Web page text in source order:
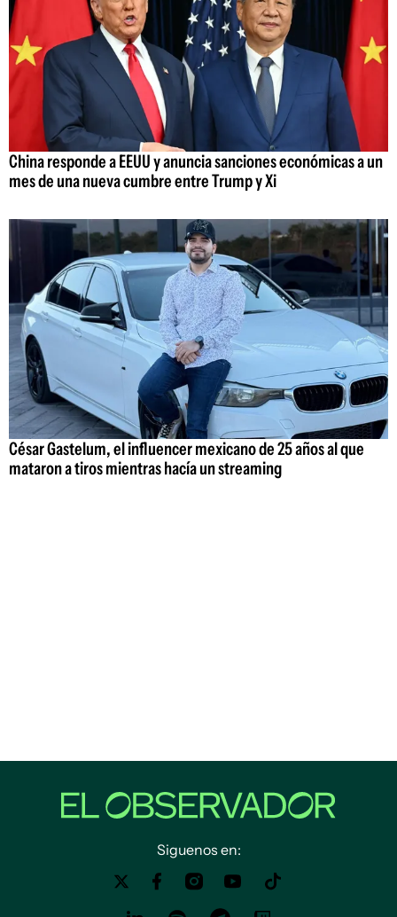
China responde a EEUU y anuncia sanciones económicas a un
mes de una nueva cumbre entre Trump y Xi
César Gastelum, el influencer mexicano de 25 años al que
mataron a tiros mientras hacía un streaming
Siguenos en: